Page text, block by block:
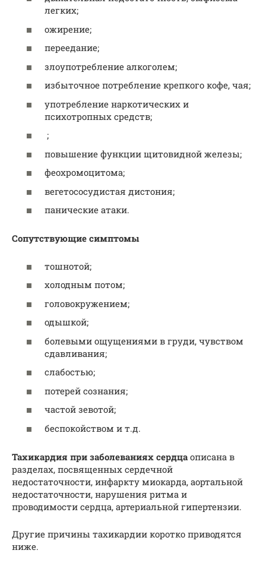
легких;
ожирение;
переедание;
злоупотребление алкоголем;
избыточное потребление крепкого кофе, чая;
употребление наркотических и
психотропных средств;
;
повышение функции щитовидной железы;
феохромоцитома;
вегетососудистая дистония;
панические атаки.
Сопутствующие симптомы
тошнотой;
холодным потом;
головокружением;
одышкой;
болевыми ощущениями в груди, чувством
сдавливания;
слабостью;
потерей сознания;
частой зевотой;
беспокойством и т.д.
Тахикардия при заболеваниях сердца описана в
разделах, посвященных сердечной
недостаточности, инфаркту миокарда, аортальной
недостаточности, нарушения ритма и
проводимости сердца, артериальной гипертензии.
Другие причины тахикардии коротко приводятся
ниже.